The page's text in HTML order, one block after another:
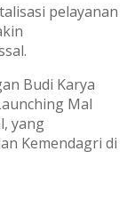
pelayanan
Budi Karya
Mal
yang
Kemendagri di